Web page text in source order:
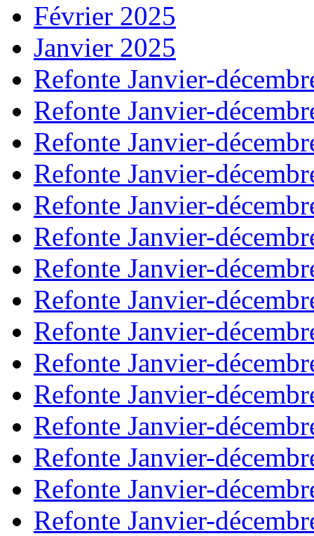
Février 2025
Janvier 2025
Refonte Janvier-
Refonte Janvier-
Refonte Janvier-
Refonte Janvier-
Refonte Janvier-
Refonte Janvier-
Refonte Janvier-
Refonte Janvier-
Refonte Janvier-
Refonte Janvier-
Refonte Janvier-
Refonte Janvier-
Refonte Janvier-
Refonte Janvier-
Refonte Janvier-